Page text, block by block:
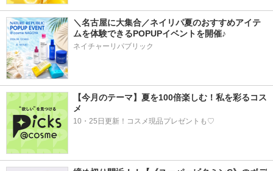
＼名古屋に大集合／ネイリパ夏のおすすめアイテ
ムを体験できるPOPUPイベントを開催♪
ネイチャーリパブリック
【今月のテーマ】夏を100倍楽しむ！私を彩るコス
メ
10・25日更新！コスメ現品プレゼントも♡